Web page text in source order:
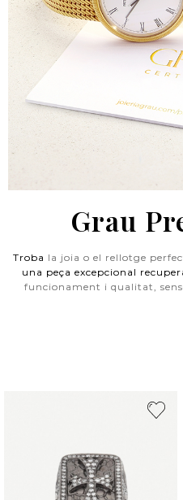
Grau
Troba la joia o el rellotge
una peça excepcional
funcionament i qualitat,